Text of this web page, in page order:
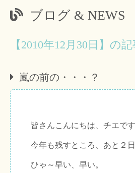
ブログ & NEWS
【2010年12月30日】の
嵐の前の・・・？
皆さんこんにちは、チエで
今年も残すところ、あと２
ひゃ～早い、早い。